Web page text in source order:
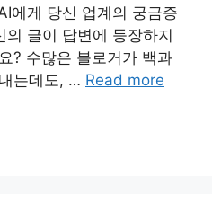
에게 당신 업계의 궁금증
글이 답변에 등장하지
? 수많은 블로거가 백과
는데도, … Read more